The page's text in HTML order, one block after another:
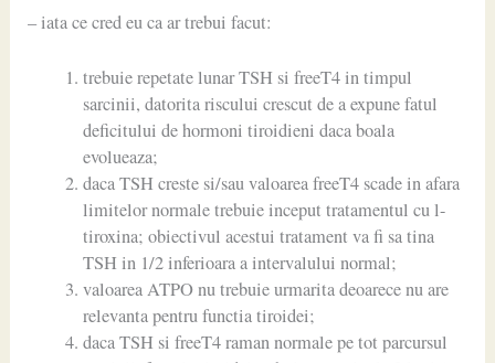
– iata ce cred eu ca ar trebui facut:
trebuie repetate lunar TSH si freeT4 in timpul
sarcinii, datorita riscului crescut de a expune fatul
deficitului de hormoni tiroidieni daca boala
evolueaza;
daca TSH creste si/sau valoarea freeT4 scade in afara
limitelor normale trebuie inceput tratamentul cu l-
tiroxina; obiectivul acestui tratament va fi sa tina
TSH in 1/2 inferioara a intervalului normal;
valoarea ATPO nu trebuie urmarita deoarece nu are
relevanta pentru functia tiroidei;
daca TSH si freeT4 raman normale pe tot parcursul